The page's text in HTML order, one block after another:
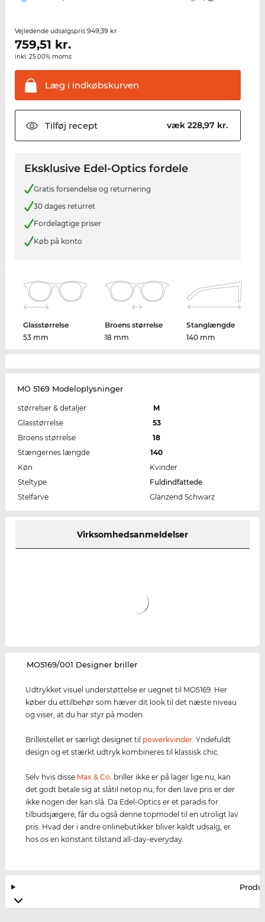
Vejledende udsalgspris 949,39 kr.
759,51 kr.
inkl. 25.00% moms
Læg i indkøbskurven
Tilføj recept væk 228,97 kr.
Eksklusive Edel-Optics fordele
Gratis forsendelse og returnering
30 dages returret
Fordelagtige priser
Køb på konto
Glasstørrelse
53 mm
Broens størrelse
18 mm
Stanglængde
140 mm
MO 5169 Modeloplysninger
størrelser & detaljer
M
Glasstørrelse
53
Broens størrelse
18
Stængernes længde
140
Køn
Kvinder
Steltype
Fuldindfattede
Stelfarve
Glänzend Schwarz
Virksomhedsanmeldelser
‌MO5169/001 Designer briller
Udtrykket visuel understøttelse er uegnet til MO5169. Her
køber du ettilbehør som hæver dit look til det næste niveau
og viser, at du har styr på moden.
Brillestellet er særligt designet til powerkvinder . Yndefuldt
design og et stærkt udtryk kombineres til klassisk chic.
Selv hvis disse Max & Co. briller ikke er på lager lige nu, kan
det godt betale sig at slåtil netop nu, for den lave pris er der
ikke nogen der kan slå. Da Edel-Optics er et paradis for
tilbudsjægere, får du også denne topmodel til en utroligt lav
pris. Hvad der i andre onlinebutikker bliver kaldt udsalg, er
hos os en konstant tilstand all-day-everyday.